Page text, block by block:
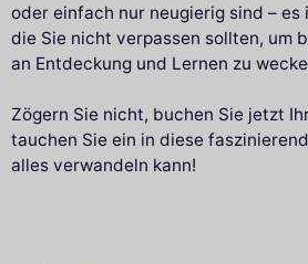
oder einfach nur neugierig sind – es
die Sie nicht verpassen sollten, um
an Entdeckung und Lernen zu
Zögern Sie nicht, buchen Sie jetzt
tauchen Sie ein in diese
alles verwandeln kann!